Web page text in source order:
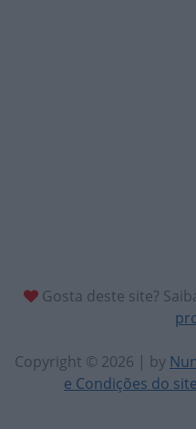
Gosta deste site?
Copyright © 2026 | by
e Condições do site